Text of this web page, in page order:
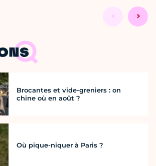
Brocantes et vide-greniers : on
chine où en août ?
Où pique-niquer à Paris ?